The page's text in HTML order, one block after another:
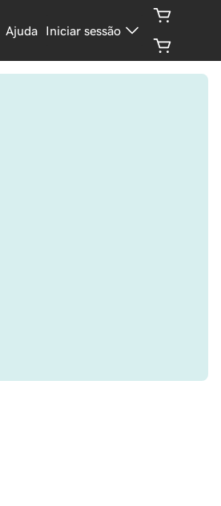
Ajuda Iniciar sessão